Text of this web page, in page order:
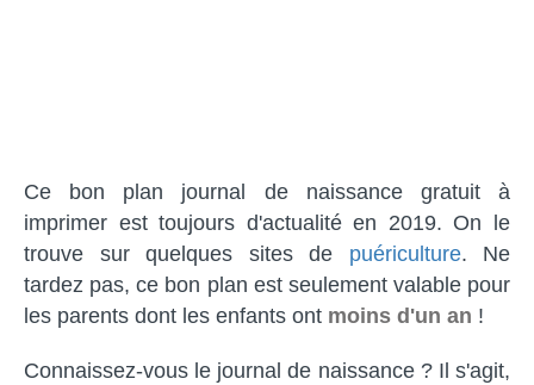
Ce bon plan journal de naissance gratuit à
imprimer est toujours d'actualité en 2019. On le
trouve sur quelques sites de puériculture. Ne
tardez pas, ce bon plan est seulement valable pour
les parents dont les enfants ont moins d'un an !
Connaissez-vous le journal de naissance ? Il s'agit,